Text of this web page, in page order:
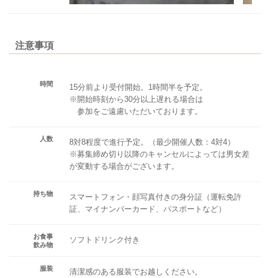
注意事項
時間
15分前より受付開始。1時間半を予定。
※開始時刻から30分以上遅れる場合は
参加をご遠慮いただいております。
人数
8対8程度で進行予定。（最少開催人数：4対4）
※募集締め切り以降のキャンセルによっては男女差
が変動する場合がございます。
持ち物
スマートフォン・顔写真付きの身分証（運転免許
証、マイナンバーカード、パスポートなど）
お食事
飲み物
ソフトドリンク付き
服装 清潔感のある服装でお越しください。